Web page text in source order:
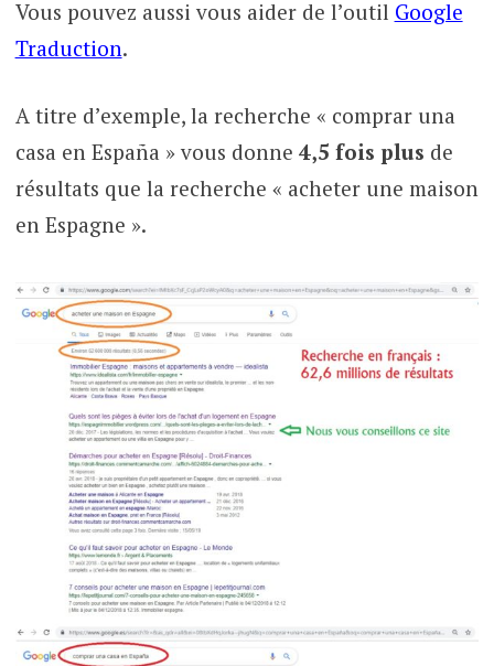
Vous pouvez aussi vous aider de l’outil Google
Traduction.
A titre d’exemple, la recherche « comprar una
casa en España » vous donne 4,5 fois plus de
résultats que la recherche « acheter une maison
en Espagne ».